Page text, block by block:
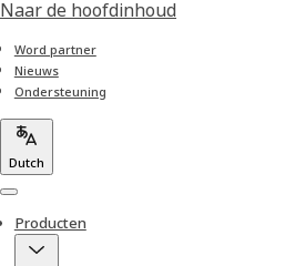
Naar de hoofdinhoud
Word partner
Nieuws
Ondersteuning
Dutch
Menu
Producten